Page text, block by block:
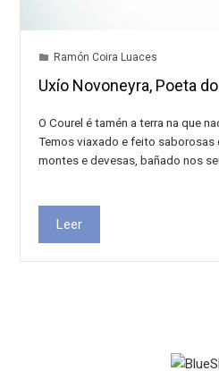
Ramón Coira Luaces
Uxío Novoneyra, Poeta
O Courel é tamén a terra na que
Temos viaxado e feito
montes e devesas, bañado nos
Leer